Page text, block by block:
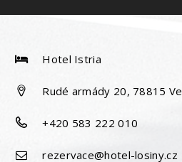
Hotel Istria
Rudé armády 20, 78815
+420 583 222 010
rezervace@hotel-losiny.cz